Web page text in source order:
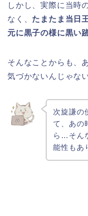
しかし、実際に当時
なく、 たまたま当日
元に黒子の様に黒い
そんなことからも、
気づかないんじゃな
次旋謙の
て、あの
ら…そん
能性もあ